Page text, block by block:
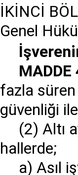
İKİNCİ
Genel
İş
MADDE
fazla süren
güvenliği
(2) Altı
hallerde;
a) Asıl